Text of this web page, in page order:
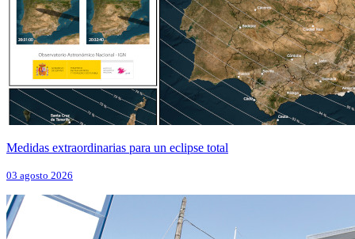
Medidas extraordinarias para un eclipse total
03 agosto 2026